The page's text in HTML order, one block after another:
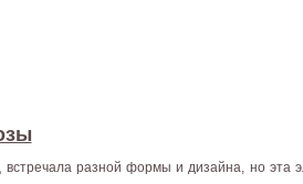
разной формы и дизайна, но эта